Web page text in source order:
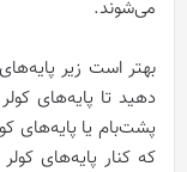
می‌شوند.
بهتر است زیر
دهید تا پایه‌های
پشت‌بام یا پایه‌های
که کنار پایه‌های